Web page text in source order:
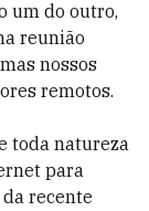
um do outro,
reunião
nossos
remotos.
toda natureza
para
recente